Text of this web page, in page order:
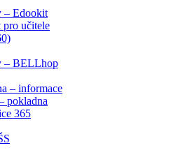
– Edookit
učitele
– BELLhop
– informace
pokladna
365